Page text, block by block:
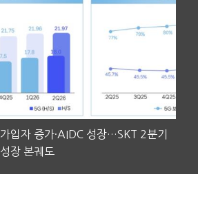
가입자 증가·AIDC 성장…SKT 2분기
성장 본궤도